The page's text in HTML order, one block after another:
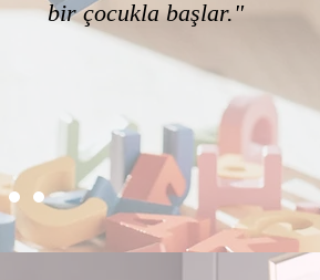
bir çocukla başlar."